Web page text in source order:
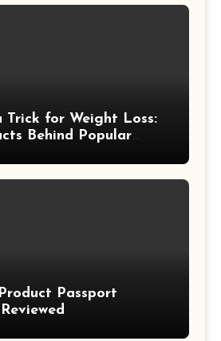
Trick for Weight Loss:
Behind Popular
Passport